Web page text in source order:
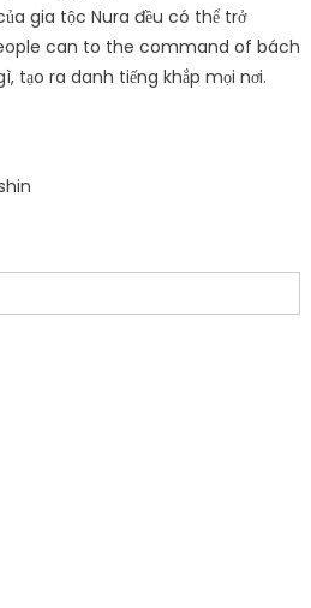
gia tộc Nura đều có thể trở
can to the command of bách
tạo ra danh tiếng khắp mọi nơi.